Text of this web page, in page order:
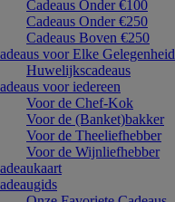
Cadeaus Onder €100
Cadeaus Onder €250
Cadeaus Boven €250
voor Elke Gelegenheid
Huwelijkscadeaus
voor iedereen
Voor de Chef-Kok
Voor de (Banket)bakker
Voor de Theeliefhebber
Voor de Wijnliefhebber